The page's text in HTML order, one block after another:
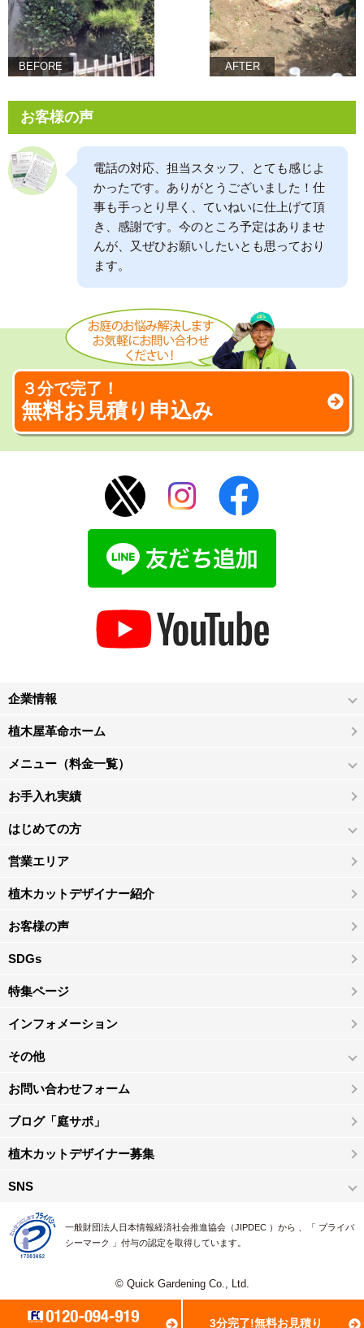
3分完了!無料お見積り
BEFORE AFTER
お客様の声
電話の対応、担当スタッフ、とても感じよ
かったです。ありがとうございました！仕
事も手っとり早く、ていねいに仕上げて頂
き、感謝です。今のところ予定はありませ
んが、又ぜひお願いしたいとも思っており
ます。
３分で完了！
無料お見積り申込み
企業情報
植木屋革命ホーム
メニュー（料金一覧）
お手入れ実績
はじめての方
営業エリア
植木カットデザイナー紹介
お客様の声
SDGs
特集ページ
インフォメーション
その他
お問い合わせフォーム
ブログ「庭サポ」
植木カットデザイナー募集
SNS
一般財団法人日本情報経済社会推進協会（JIPDEC ）から 、「 プライバ
シーマーク 」付与の認定を取得しています。
© Quick Gardening Co., Ltd.